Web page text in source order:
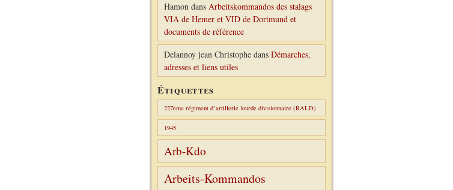
Hamon dans Arbeitskommandos des stalags
VIA de Hemer et VID de Dortmund et
documents de référence
Delannoy jean Christophe dans Démarches,
adresses et liens utiles
Étiquettes
227ème régiment d’artillerie lourde divisionnaire (RALD)
1945
Arb-Kdo
Arbeits-Kommandos